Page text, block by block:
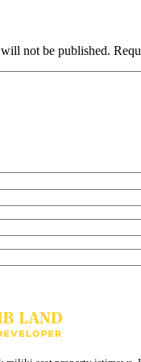
not be published.